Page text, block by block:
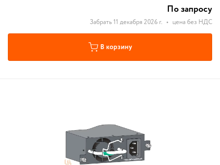
По запросу
Забрать 11 декабря 2026 г. • цена без НДС
В корзину